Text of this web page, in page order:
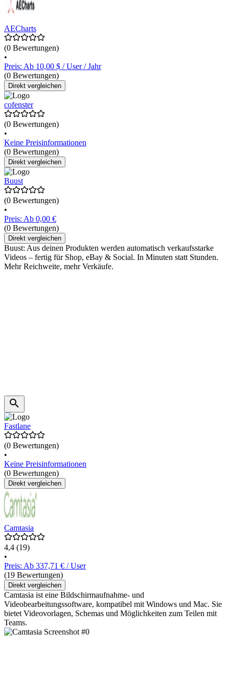
AECharts
(0 Bewertungen)
•
Preis: Ab 10,00 $ / User / Jahr
(0 Bewertungen)
Direkt vergleichen
cofenster
(0 Bewertungen)
•
Keine Preisinformationen
(0 Bewertungen)
Direkt vergleichen
Buust
(0 Bewertungen)
•
Preis: Ab 0,00 €
(0 Bewertungen)
Direkt vergleichen
Buust: Aus deinen Produkten werden automatisch verkaufsstarke
Videos – fertig für Shop, eBay & Social. In Minuten statt Stunden.
Mehr Reichweite, mehr Verkäufe.
Fastlane
(0 Bewertungen)
•
Keine Preisinformationen
(0 Bewertungen)
Direkt vergleichen
Camtasia
4,4 (19)
•
Preis: Ab 337,71 € / User
(19 Bewertungen)
Direkt vergleichen
Camtasia ist eine Bildschirmaufnahme- und
Videobearbeitungssoftware, kompatibel mit Windows und Mac. Sie
bietet Videovorlagen, Schemas und Möglichkeiten zum Teilen mit
Teams.